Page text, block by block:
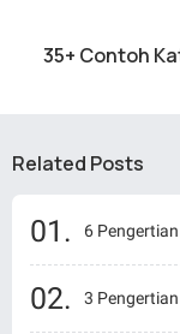
35+ Contoh
Related Posts
6
3